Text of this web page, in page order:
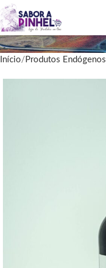
Início Produtos Endógenos